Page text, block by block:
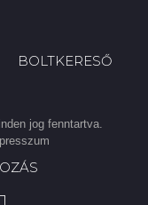
BOLTKERESŐ
jog fenntartva.